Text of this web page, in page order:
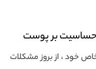
بر پوست
خود ، از بروز مشکلات